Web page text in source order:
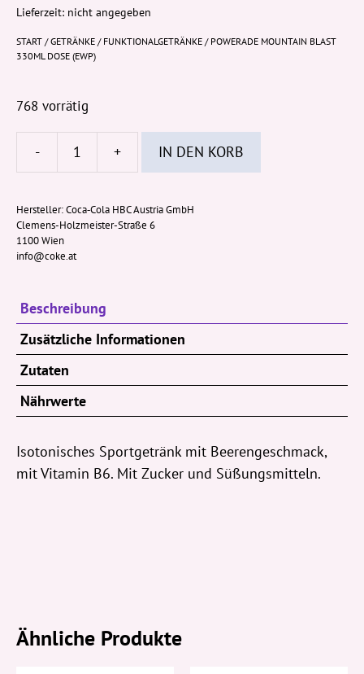
Lieferzeit: nicht angegeben
START /GETRÄNKE / FUNKTIONALGETRÄNKE / POWERADE MOUNTAIN BLAST
330ML DOSE (EWP)
768 vorrätig
-
Powerade
Blast
330ml
+ IN DEN KORB
Hersteller:Coca‑Cola HBC Austria GmbH
Clemens-Holzmeister-Straße 6
1100 Wien
info@coke.at
Beschreibung
Zusätzliche Informationen
Zutaten
Nährwerte
Isotonisches Sportgetränk mit Beerengeschmack,
mit Vitamin B6. Mit Zucker und Süßungsmitteln.
Ähnliche Produkte